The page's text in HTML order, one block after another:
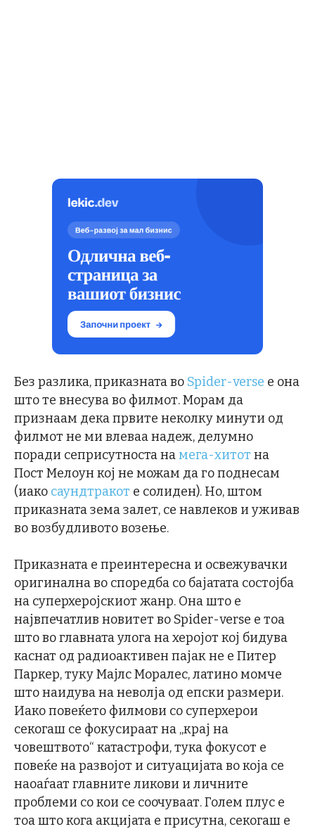
Без разлика, приказната во Spider-verse е она
што те внесува во филмот. Морам да
признаам дека првите неколку минути од
филмот не ми влеваа надеж, делумно
поради сеприсутноста намега-хитот на
Пост Мелоун кој не можам да го поднесам
(иако саундтракот е солиден). Но, штом
приказната зема залет, се навлеков и уживав
во возбудливото возење.
Приказната е преинтересна и освежувачки
оригинална во споредба со бајатата состојба
на суперхеројскиот жанр. Она што е
највпечатлив новитет во Spider-verse е тоа
што во главната улога на херојот кој бидува
каснат од радиоактивен пајак не е Питер
Паркер, туку Мајлс Моралес, латино момче
што наидува на неволја од епски размери.
Иако повеќето филмови со суперхерои
секогаш се фокусираат на „крај на
човештвото“ катастрофи, тука фокусот е
повеќе на развојот и ситуацијата во која се
наоаѓаат главните ликови и личните
проблеми со кои се соочуваат. Голем плус е
тоа што кога акцијата е присутна, секогаш е